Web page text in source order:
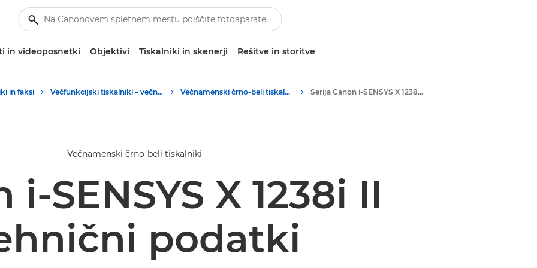
in videoposnetki Objektivi Tiskalniki in skenerji Rešitve in storitve
in faksi Večfunkcijski tiskalniki – večnamenski tiskalniki Večnamenski črno-beli tiskalniki Serija Canon i-SENSYS X 1238i II – Poslovni tiskalniki
Večnamenski črno-beli tiskalniki
i-SENSYS X 1238i II
podatki